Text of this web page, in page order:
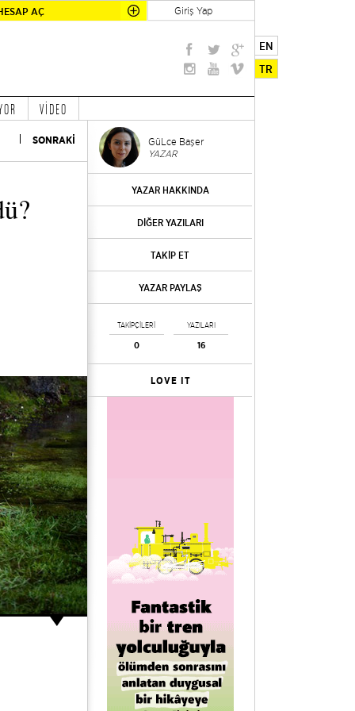
AÇ Giriş Yap
EN
TR
VİDEO
SONRAKİ GüLce Başer
YAZAR
YAZAR HAKKINDA
DİĞER YAZILARI
TAKİP ET
YAZAR PAYLAŞ
TAKİPÇİLERİ
0
YAZILARI
16
LOVE IT